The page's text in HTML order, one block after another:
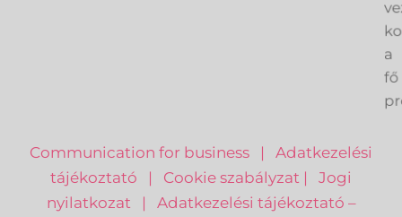
a
Communication for business | Adatkezelési
tájékoztató | Cookie szabályzat | Jogi
nyilatkozat | Adatkezelési tájékoztató –